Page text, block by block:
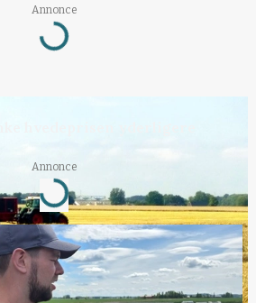
Annonce
Loading...
Annonce
Loading...